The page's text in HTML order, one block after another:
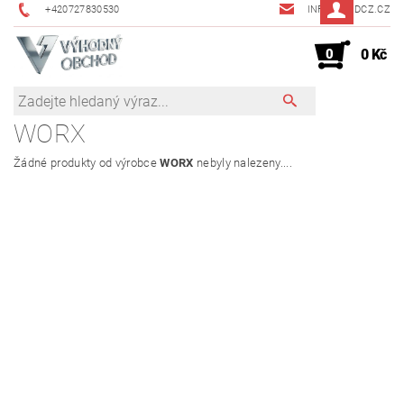
+420727830530 INFO@JMDCZ.CZ
0 0 Kč
WORX
Žádné produkty od výrobceWORX nebyly nalezeny....